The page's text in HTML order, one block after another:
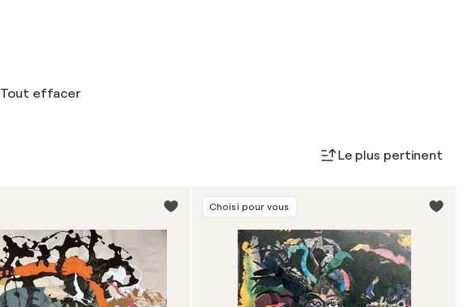
Tout effacer
Le plus pertinent
Choisi pour vous